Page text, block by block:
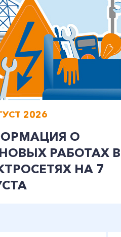
24-57
звонок
клиентам
2026
О
РАБОТАХ В
НА 7